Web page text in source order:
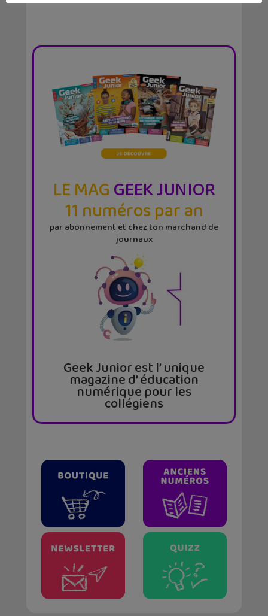
LE MAGGEEK JUNIOR
11 numéros par an
par abonnement et chez ton marchand de
journaux
Geek Junior est l’ unique
magazine d’ éducation
numérique pour les
collégiens